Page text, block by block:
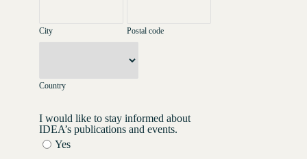
City Postal code
Country
I would like to stay informed about
IDEA’s publications and events.
Yes